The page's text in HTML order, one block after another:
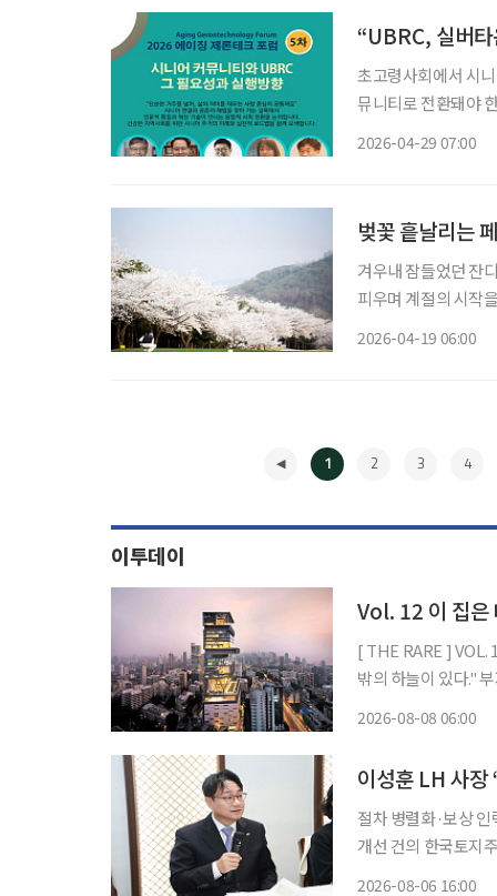
“UBRC, 실버타
초고령사회에서 시
뮤니티로 전환돼야
2026-04-29 07:00
벚꽃 흩날리는
겨우내 잠들었던 잔
피우며 계절의 시작
2026-04-19 06:00
1 2 3 4
이투데이
Vol. 12 이 집은
[ THE RARE ] VOL. 12 이 집은 대체 얼마일까:슈퍼리치들의 주거지 "천외천(天
밖
2026-08-08 06:00
이성훈 LH 사장
절차 병렬화·보상
개선 건의 한국토지주택공사(LH)가 주택 공급 속도를 높이기 위해 보상 절차를 대폭 단축한
2026-08-06 16:00